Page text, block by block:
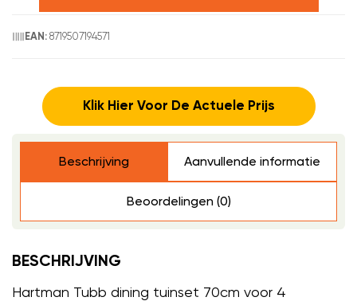
EAN: 8719507194571
Klik Hier Voor De Actuele Prijs
Beschrijving Aanvullende informatie
Beoordelingen (0)
BESCHRIJVING
Hartman Tubb dining tuinset 70cm voor 4